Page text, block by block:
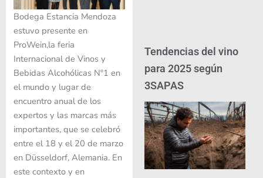
Bodega Estancia Mendoza
estuvo presente en
ProWein,la feria
Internacional de Vinos y
Bebidas Alcohólicas Nº1 en
el mundo y lugar de
encuentro anual de los
expertos y las marcas más
importantes, que se celebró
entre el 18 y el 20 de marzo
en Düsseldorf, Alemania. En
este contexto y en
Tendencias del vino
para 2025 según
3SAPAS